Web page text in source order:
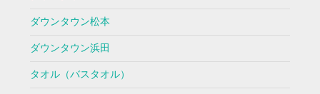
ダウンタウン松本
ダウンタウン浜田
タオル（バスタオル）